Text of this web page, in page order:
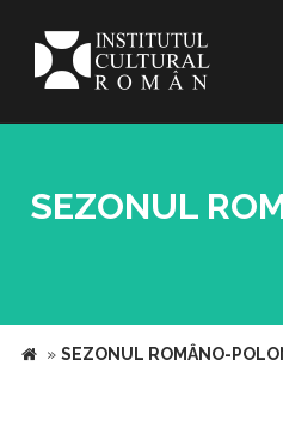
SEZONUL
» SEZONUL ROMÂNO-